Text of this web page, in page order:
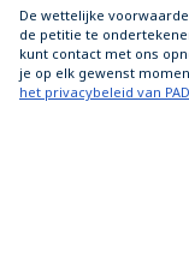
De wettelijke
de petitie te
kunt contact met ons
je op elk gewenst
het privacybeleid van